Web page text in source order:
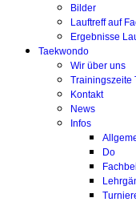
Bilder
Lauftreff auf
Ergebnisse
Taekwondo
Wir über uns
Trainingszeite
Kontakt
News
Infos
Do